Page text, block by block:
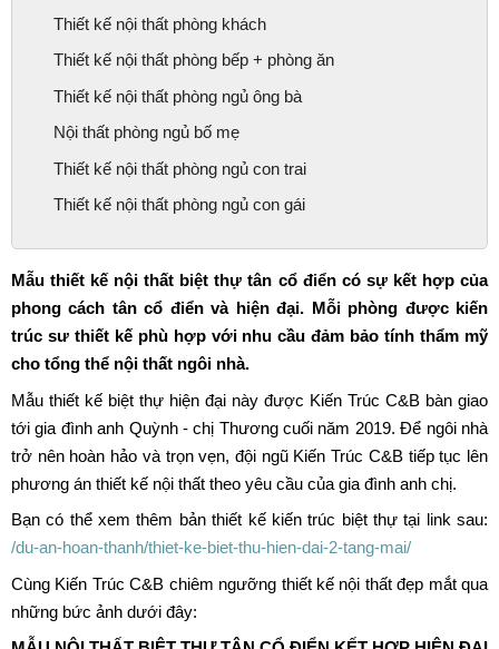
Thiết kế nội thất phòng khách
Thiết kế nội thất phòng bếp + phòng ăn
Thiết kế nội thất phòng ngủ ông bà
Nội thất phòng ngủ bố mẹ
Thiết kế nội thất phòng ngủ con trai
Thiết kế nội thất phòng ngủ con gái
Mẫu thiết kế nội thất biệt thự tân cổ điển có sự kết hợp của
phong cách tân cổ điển và hiện đại. Mỗi phòng được kiến
trúc sư thiết kế phù hợp với nhu cầu đảm bảo tính thẩm mỹ
cho tổng thể nội thất ngôi nhà.
Mẫu thiết kế biệt thự hiện đại này được Kiến Trúc C&B bàn giao
tới gia đình anh Quỳnh - chị Thương cuối năm 2019. Để ngôi nhà
trở nên hoàn hảo và trọn vẹn, đội ngũ Kiến Trúc C&B tiếp tục lên
phương án thiết kế nội thất theo yêu cầu của gia đình anh chị.
Bạn có thể xem thêm bản thiết kế kiến trúc biệt thự tại link sau:
/du-an-hoan-thanh/thiet-ke-biet-thu-hien-dai-2-tang-mai/
Cùng Kiến Trúc C&B chiêm ngưỡng thiết kế nội thất đẹp mắt qua
những bức ảnh dưới đây: